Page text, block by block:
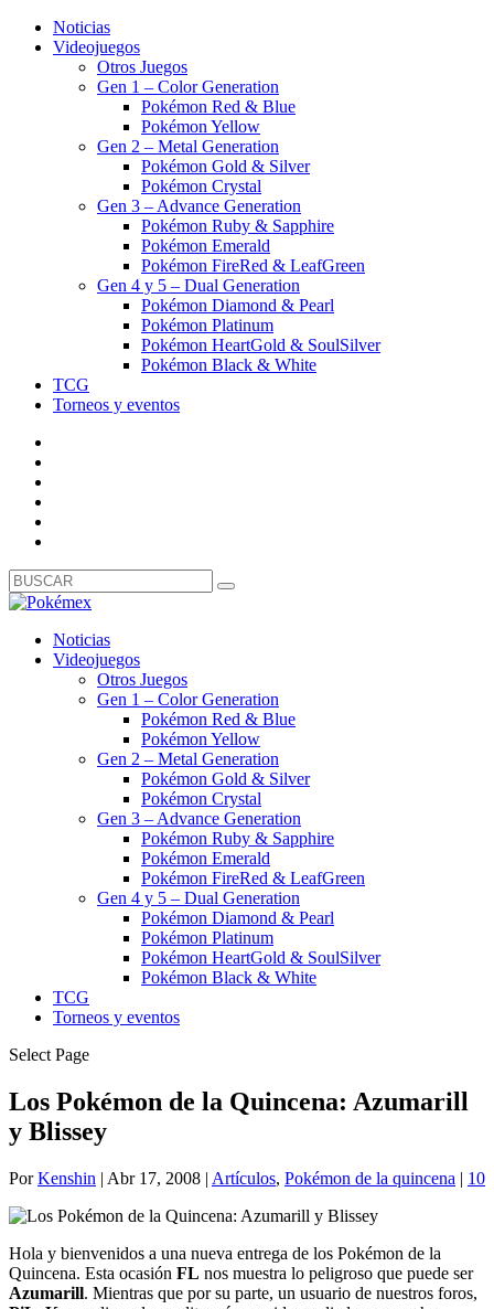
Noticias
Videojuegos
Otros Juegos
Gen 1 – Color Generation
Pokémon Red & Blue
Pokémon Yellow
Gen 2 – Metal Generation
Pokémon Gold & Silver
Pokémon Crystal
Gen 3 – Advance Generation
Pokémon Ruby & Sapphire
Pokémon Emerald
Pokémon FireRed & LeafGreen
Gen 4 y 5 – Dual Generation
Pokémon Diamond & Pearl
Pokémon Platinum
Pokémon HeartGold & SoulSilver
Pokémon Black & White
TCG
Torneos y eventos
Noticias
Videojuegos
Otros Juegos
Gen 1 – Color Generation
Pokémon Red & Blue
Pokémon Yellow
Gen 2 – Metal Generation
Pokémon Gold & Silver
Pokémon Crystal
Gen 3 – Advance Generation
Pokémon Ruby & Sapphire
Pokémon Emerald
Pokémon FireRed & LeafGreen
Gen 4 y 5 – Dual Generation
Pokémon Diamond & Pearl
Pokémon Platinum
Pokémon HeartGold & SoulSilver
Pokémon Black & White
TCG
Torneos y eventos
Select Page
Los Pokémon de la Quincena: Azumarill
y Blissey
PorKenshin | Abr 17, 2008 | Artículos, Pokémon de la quincena | 10
Hola y bienvenidos a una nueva entrega de los Pokémon de la
Quincena. Esta ocasión FL nos muestra lo peligroso que puede ser
Azumarill. Mientras que por su parte, un usuario de nuestros foros,